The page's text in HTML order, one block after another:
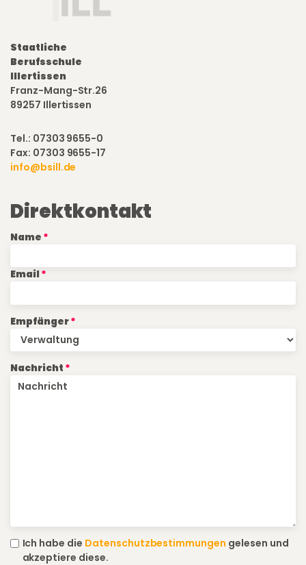
Staatliche
Berufsschule
Illertissen
Franz-Mang-Str.26
89257 Illertissen
Tel.: 07303 9655-0
Fax: 07303 9655-17
info@bsill.de
Direktkontakt
Name
Email
Empfänger
Nachricht
Ich habe die Datenschutzbestimmungen gelesen und
akzeptiere diese.